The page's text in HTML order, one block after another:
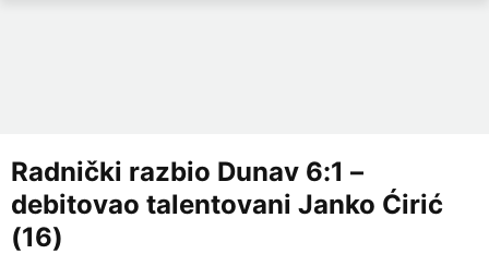
Radnički razbio Dunav 6:1 –
debitovao talentovani Janko Ćirić
(16)